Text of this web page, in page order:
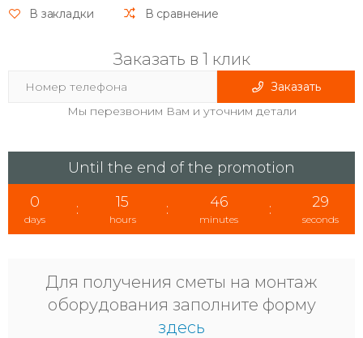
В закладки В сравнение
Заказать в 1 клик
Заказать
Мы перезвоним Вам и уточним детали
Until the end of the promotion
0
days
: 15
hours
: 46
minutes
: 29
seconds
Для получения сметы на монтаж
оборудования заполните форму
здесь